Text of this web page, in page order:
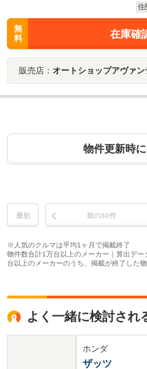
住
無
料
在庫確
販売店： オートショップアヴァン
物件更新時
最初 前の30件
※人気のクルマは平均1ヶ月で掲載終了
物件数合計1万台以上のメーカー｜算出デ
台以上のメーカーのうち、掲載が終了した
よく一緒に検討され
ホンダ
ザッツ